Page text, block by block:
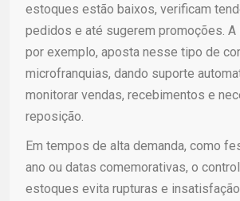
estoques estão baixos, verificam
pedidos e até sugerem promoções. A
por exemplo, aposta nesse tipo de
microfranquias, dando suporte
monitorar vendas, recebimentos e
reposição.
Em tempos de alta demanda, como
ano ou datas comemorativas, o
estoques evita rupturas e